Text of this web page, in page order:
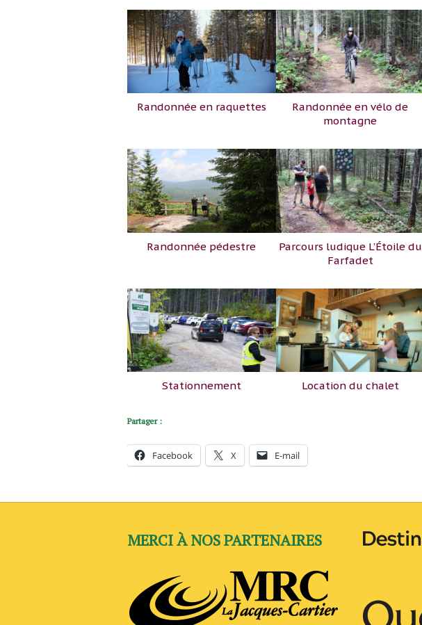
Randonnée en raquettes
Randonnée en vélo de
montagne
Randonnée pédestre
Parcours ludique L’Étoile du
Farfadet
Stationnement Location du chalet
Partager :
Facebook X E-mail
MERCI À NOS PARTENAIRES